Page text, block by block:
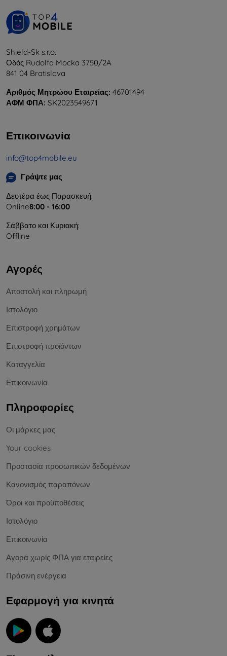
Shield-Sk s.r.o.
Οδός Rudolfa Mocka 3750/2A
841 04 Bratislava
Αριθμός Μητρώου Εταιρείας: 46701494
ΑΦΜ ΦΠΑ: SK2023549671
Επικοινωνία
info@top4mobile.eu
Γράψτε μας
Δευτέρα έως Παρασκευή:
Online8:00 - 16:00
Σάββατο και Κυριακή:
Offline
Αγορές
Αποστολή και πληρωμή
Ιστολόγιο
Επιστροφή χρημάτων
Επιστροφή προϊόντων
Καταγγελία
Επικοινωνία
Πληροφορίες
Οι μάρκες μας
Your cookies
Προστασία προσωπικών δεδομένων
Κανονισμός παραπόνων
Όροι και προϋποθέσεις
Ιστολόγιο
Επικοινωνία
Αγορά χωρίς ΦΠΑ για εταιρείες
Πράσινη ενέργεια
Εφαρμογή για κινητά